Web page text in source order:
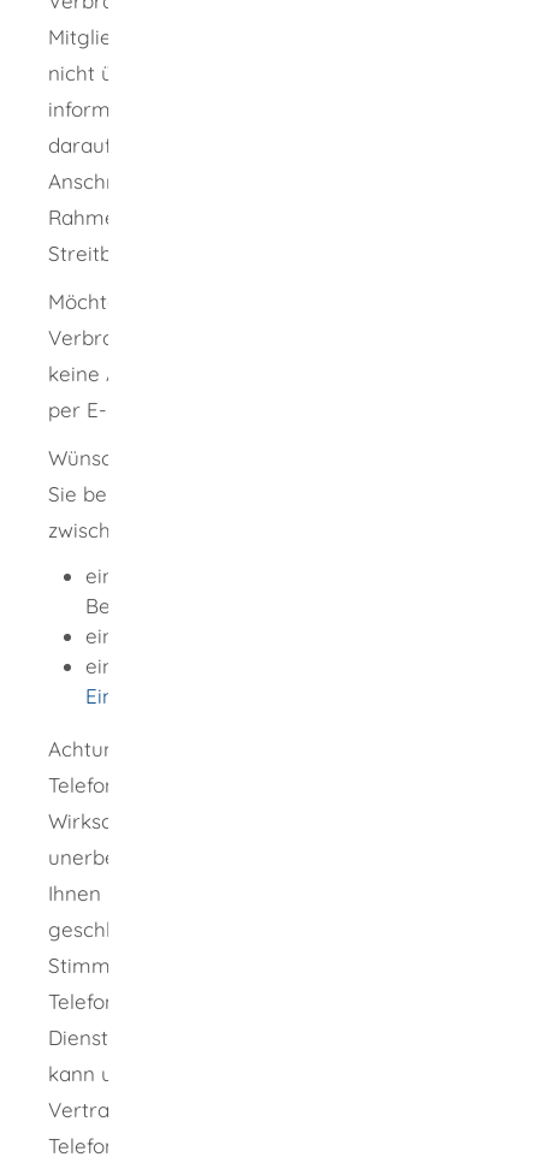
Mitglieder der Wettbewerbszentrale werden
nicht über den Stand des Verfahrens
informiert. Die Wettbewerbszentrale weist
darauf hin, dass sie Ihren Namen und Ihre
Anschrift oder E-Mail-Adresse schon im
Rahmen einer außergerichtlichen
Streitbeilegung bekannt geben muss.
Möchten Sie ein Unternehmen der
Verbraucherzentrale melden und wünschen
keine Antwort oder Beratung, können Sie dies
per E-Mail unter info@vz-bw.de tun.
Wünschen Sie individuelle Beratung, haben
Sie bei der Verbraucherzentrale die Auswahl
zwischen
einer persönlichen Beratung in einer der
Beratungsstellen vor Ort,
einer
einer E-Mail-Beratung mit
Eingabemaske
Achtung: Das Verbot der unerlaubten
Telefonwerbung beeinträchtigt nicht die
Wirksamkeit von Verträgen, die bei einem
unerbetenen Anruf möglicherweise zwischen
Ihnen und dem anrufenden Unternehmen
geschlossen werden.
Stimmen Sie im Verlauf eines solchen
Telefonats zu, Waren zu bestellen oder
Dienstleistungen in Anspruch zu nehmen,
kann unter Umständen ein verbindlicher
Vertrag zustande kommen.
Telefonisch vereinbarte Verträge sind gültig.